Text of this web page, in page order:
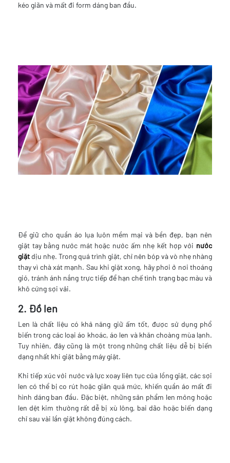
kéo giãn và mất đi form dáng ban đầu.
Để giữ cho quần áo lụa luôn mềm mại và bền đẹp, bạn nên
giặt tay bằng nước mát hoặc nước ấm nhẹ kết hợp với nước
giặt dịu nhẹ. Trong quá trình giặt, chỉ nên bóp và vò nhẹ nhàng
thay vì chà xát mạnh. Sau khi giặt xong, hãy phơi ở nơi thoáng
gió, tránh ánh nắng trực tiếp để hạn chế tình trạng bạc màu và
khô cứng sợi vải.
2. Đồ len
Len là chất liệu có khả năng giữ ấm tốt, được sử dụng phổ
biến trong các loại áo khoác, áo len và khăn choàng mùa lạnh.
Tuy nhiên, đây cũng là một trong những chất liệu dễ bị biến
dạng nhất khi giặt bằng máy giặt.
Khi tiếp xúc với nước và lực xoay liên tục của lồng giặt, các sợi
len có thể bị co rút hoặc giãn quá mức, khiến quần áo mất đi
hình dáng ban đầu. Đặc biệt, những sản phẩm len mỏng hoặc
len dệt kim thường rất dễ bị xù lông, bai dão hoặc biến dạng
chỉ sau vài lần giặt không đúng cách.